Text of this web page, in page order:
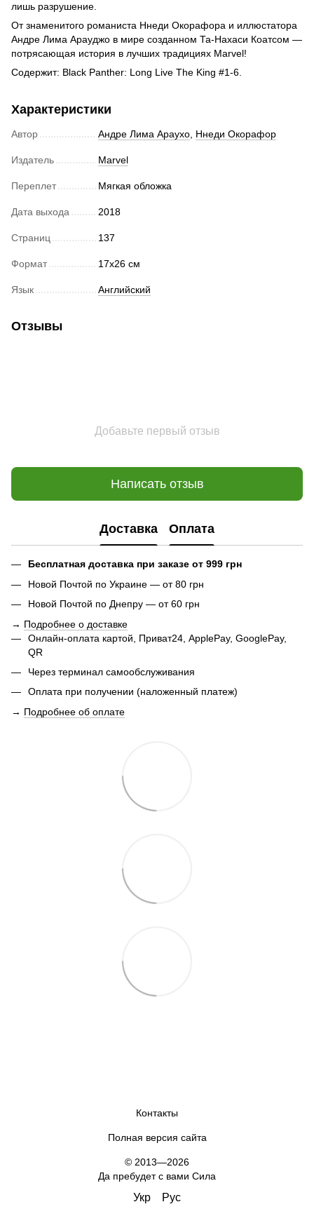
лишь разрушение.
От знаменитого романиста Ннеди Окорафора и иллюстатора
Андре Лима Арауджо в мире созданном Та-Нахаси Коатсом —
потрясающая история в лучших традициях Marvel!
Содержит: Black Panther: Long Live The King #1-6.
Характеристики
Автор Андре Лима Араухо, Ннеди Окорафор
Издатель Marvel
Переплет Мягкая обложка
Дата выхода 2018
Страниц 137
Формат 17х26 см
Язык Английский
Отзывы
Добавьте первый отзыв
Написать отзыв
Доставка Оплата
Бесплатная доставка при заказе от 999 грн
Новой Почтой по Украине — от 80 грн
Новой Почтой по Днепру — от 60 грн
→ Подробнее о доставке
Онлайн-оплата картой, Приват24, ApplePay, GooglePay,
QR
Через терминал самообслуживания
Оплата при получении (наложенный платеж)
→ Подробнее об оплате
Контакты
Полная версия сайта
© 2013—2026
Да пребудет с вами Сила
Укр Рус